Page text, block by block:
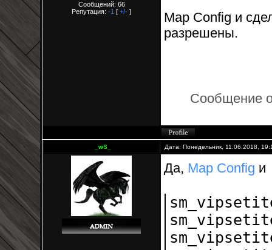
Сообщений: 66
Репутация: -1 [ +/- ]
Map Config и
разрешены.
Сообщение
_wS_ Дата: Понедельник, 11.06.2018,
Да, Map Config и